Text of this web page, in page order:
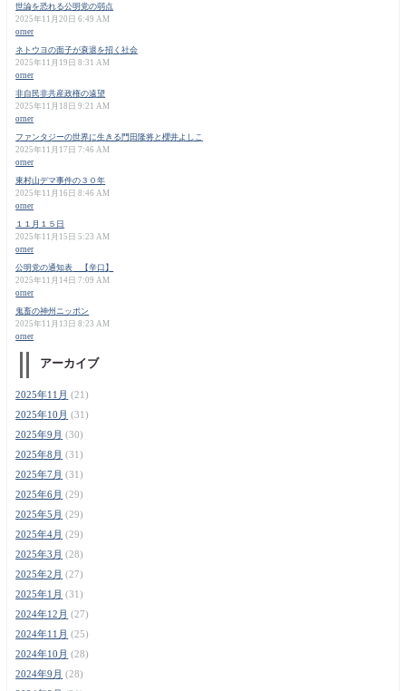
世論を恐れる公明党の弱点
2025年11月20日 6:49 AM
orner
ネトウヨの面子が衰退を招く社会
2025年11月19日 8:31 AM
orner
非自民非共産政権の遠望
2025年11月18日 9:21 AM
orner
ファンタジーの世界に生きる門田隆将と櫻井よしこ
2025年11月17日 7:46 AM
orner
東村山デマ事件の３０年
2025年11月16日 8:46 AM
orner
１１月１５日
2025年11月15日 5:23 AM
orner
公明党の通知表 【辛口】
2025年11月14日 7:09 AM
orner
鬼畜の神州ニッポン
2025年11月13日 8:23 AM
orner
アーカイブ
2025年11月 (21)
2025年10月 (31)
2025年9月 (30)
2025年8月 (31)
2025年7月 (31)
2025年6月 (29)
2025年5月 (29)
2025年4月 (29)
2025年3月 (28)
2025年2月 (27)
2025年1月 (31)
2024年12月 (27)
2024年11月 (25)
2024年10月 (28)
2024年9月 (28)